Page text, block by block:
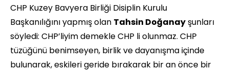
CHP Kuzey Bavyera Birliği Disiplin Kurulu
Başkanılığını yapmış olan Tahsin Doğanayşunları
söyledi: CHP’liyim demekle CHP li olunmaz. CHP
tüzüğünü benimseyen, birlik ve dayanışma içinde
bulunarak, eskileri geride bırakarak bir an önce bir